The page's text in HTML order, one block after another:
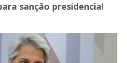
sanção presidencial